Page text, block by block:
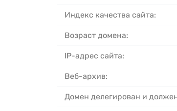
Индекс качества сайта:
Возраст домена:
IP-адрес сайта:
Веб-архив:
Домен делегирован и